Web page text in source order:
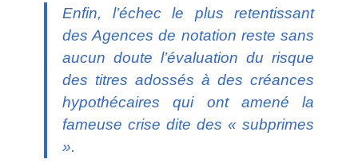
Enfin, l’échec le plus retentissant
des Agences de notation reste sans
aucun doute l’évaluation du risque
des titres adossés à des créances
hypothécaires qui ont amené la
fameuse crise dite des « subprimes
».